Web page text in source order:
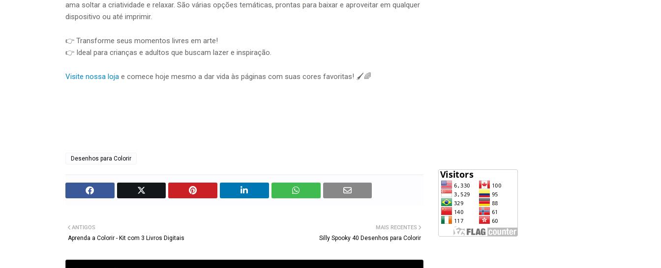
ama soltar a criatividade e relaxar. São várias opções temáticas, prontas para baixar e aproveitar em qualquer
dispositivo ou até imprimir.
👉 Transforme seus momentos livres em arte!
👉 Ideal para crianças e adultos que buscam lazer e inspiração.
Visite nossa loja e comece hoje mesmo a dar vida às páginas com suas cores favoritas! 🖌️🌈
Desenhos para Colorir
MAIS RECENTES
Silly Spooky 40 Desenhos para Colorir
ANTIGOS
Aprenda a Colorir - Kit com 3 Livros Digitais